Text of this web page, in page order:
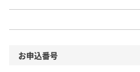
お申込番号